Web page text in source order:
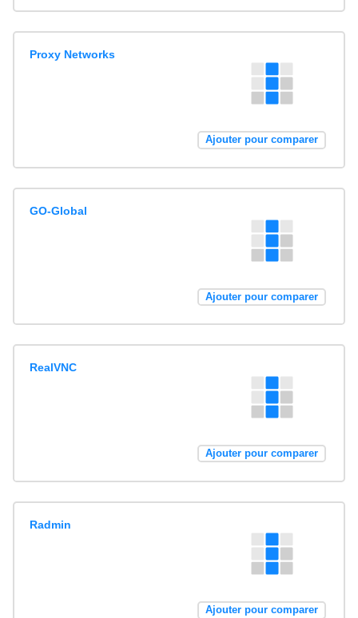
Proxy Networks
Ajouter pour comparer
GO-Global
Ajouter pour comparer
RealVNC
Ajouter pour comparer
Radmin
Ajouter pour comparer